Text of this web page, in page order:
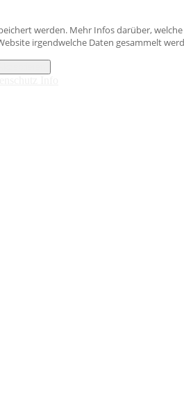
werden. Mehr Infos darüber,
irgendwelche Daten gesammelt